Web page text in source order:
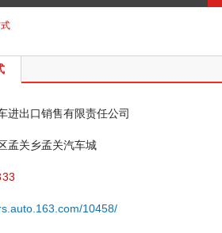
进出口销售有限责任公司
孟关乡孟关汽车城
10458/